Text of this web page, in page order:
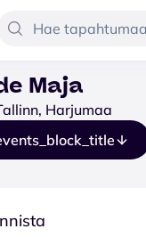
Maja
Harjumaa